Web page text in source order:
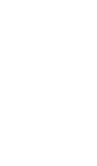
LA INVASIÓN DE